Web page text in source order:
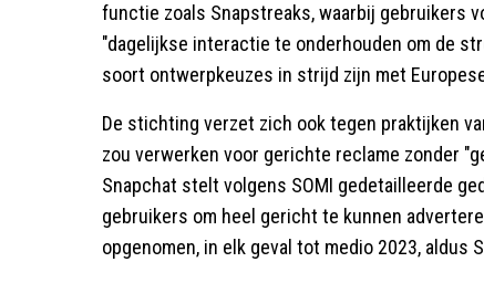
functie zoals Snapstreaks, waarbij gebruikers
"dagelijkse interactie te onderhouden om de
soort ontwerpkeuzes in strijd zijn met
De stichting verzet zich ook tegen praktijken
zou verwerken voor gerichte reclame zonder
Snapchat stelt volgens SOMI gedetailleerde
gebruikers om heel gericht te kunnen
opgenomen, in elk geval tot medio 2023, aldus